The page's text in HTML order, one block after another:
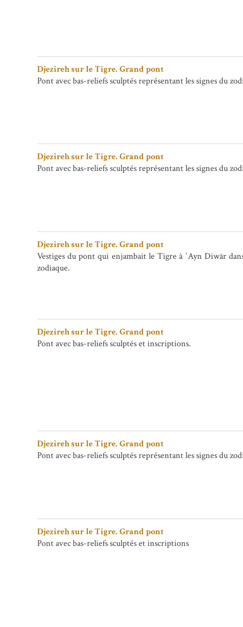
Djezireh sur le Tigre. Grand pont
Pont avec bas-reliefs sculptés représentant les signes du
Djezireh sur le Tigre. Grand pont
Pont avec bas-reliefs sculptés représentant les signes du
Djezireh sur le Tigre. Grand pont
Vestiges du pont qui enjambait le Tigre à ʿAyn Diwār
zodiaque.
Djezireh sur le Tigre. Grand pont
Pont avec bas-reliefs sculptés et inscriptions.
Djezireh sur le Tigre. Grand pont
Pont avec bas-reliefs sculptés représentant les signes du
Djezireh sur le Tigre. Grand pont
Pont avec bas-reliefs sculptés et inscriptions